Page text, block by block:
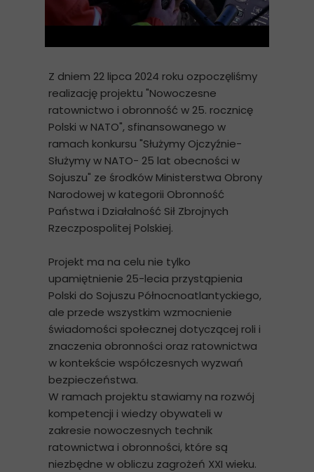
Z dniem 22 lipca 2024 roku ozpoczęliśmy
realizację projektu "Nowoczesne
ratownictwo i obronność w 25. rocznicę
Polski w NATO", sfinansowanego w
ramach konkursu "Służymy Ojczyźnie-
Służymy w NATO- 25 lat obecności w
Sojuszu" ze środków Ministerstwa Obrony
Narodowej w kategorii Obronność
Państwa i Działalność Sił Zbrojnych
Rzeczpospolitej Polskiej.
Projekt ma na celu nie tylko
upamiętnienie 25-lecia przystąpienia
Polski do Sojuszu Północnoatlantyckiego,
ale przede wszystkim wzmocnienie
świadomości społecznej dotyczącej roli i
znaczenia obronności oraz ratownictwa
w kontekście współczesnych wyzwań
bezpieczeństwa.
W ramach projektu stawiamy na rozwój
kompetencji i wiedzy obywateli w
zakresie nowoczesnych technik
ratownictwa i obronności, które są
niezbędne w obliczu zagrożeń XXI wieku.